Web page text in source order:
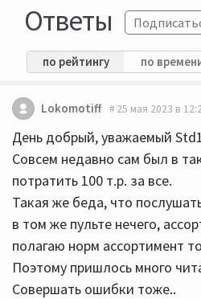
Ответы
по рейтингу по
Lokomotiff 25 мая 2023 в
День добрый, уважаемый
Совсем недавно сам был в
потратить 100 т.р. за все.
Такая же беда, что
в том же пульте нечего,
полагаю норм ассортимент
Поэтому пришлось много
Совершать ошибки тоже..